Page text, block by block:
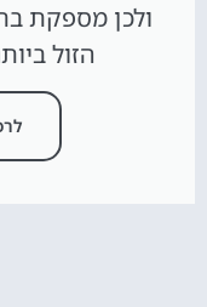
ולכן מספקת
הזול